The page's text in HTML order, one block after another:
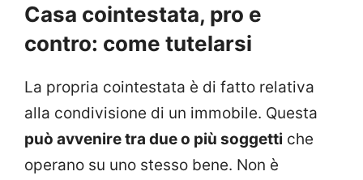
Casa cointestata, pro e
contro: come tutelarsi
La propria cointestata è di fatto relativa
alla condivisione di un immobile. Questa
può avvenire tra due o più soggetti che
operano su uno stesso bene. Non è